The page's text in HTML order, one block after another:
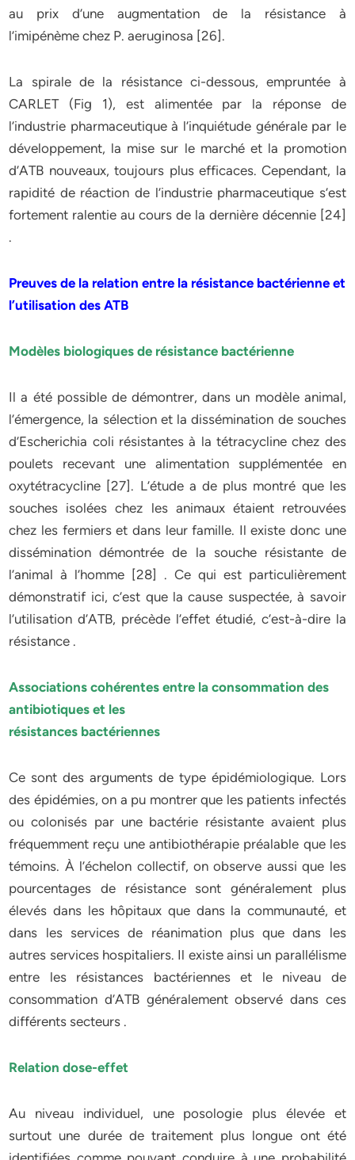
au prix d’une augmentation de la résistance à
l’imipénème chez P. aeruginosa [26].
La spirale de la résistance ci-dessous, empruntée à
CARLET (Fig 1), est alimentée par la réponse de
l’industrie pharmaceutique à l’inquiétude générale par le
développement, la mise sur le marché et la promotion
d’ATB nouveaux, toujours plus efficaces. Cependant, la
rapidité de réaction de l’industrie pharmaceutique s’est
fortement ralentie au cours de la dernière décennie [24]
.
Preuves de la relation entre la résistance bactérienne et
l’utilisation des ATB
Modèles biologiques de résistance bactérienne
Il a été possible de démontrer, dans un modèle animal,
l’émergence, la sélection et la dissémination de souches
d’Escherichia coli résistantes à la tétracycline chez des
poulets recevant une alimentation supplémentée en
oxytétracycline [27]. L’étude a de plus montré que les
souches isolées chez les animaux étaient retrouvées
chez les fermiers et dans leur famille. Il existe donc une
dissémination démontrée de la souche résistante de
l’animal à l’homme [28] . Ce qui est particulièrement
démonstratif ici, c’est que la cause suspectée, à savoir
l’utilisation d’ATB, précède l’effet étudié, c’est-à-dire la
résistance .
Associations cohérentes entre la consommation des
antibiotiques et les
résistances bactériennes
Ce sont des arguments de type épidémiologique. Lors
des épidémies, on a pu montrer que les patients infectés
ou colonisés par une bactérie résistante avaient plus
fréquemment reçu une antibiothérapie préalable que les
témoins. À l’échelon collectif, on observe aussi que les
pourcentages de résistance sont généralement plus
élevés dans les hôpitaux que dans la communauté, et
dans les services de réanimation plus que dans les
autres services hospitaliers. Il existe ainsi un parallélisme
entre les résistances bactériennes et le niveau de
consommation d’ATB généralement observé dans ces
différents secteurs .
Relation dose-effet
Au niveau individuel, une posologie plus élevée et
surtout une durée de traitement plus longue ont été